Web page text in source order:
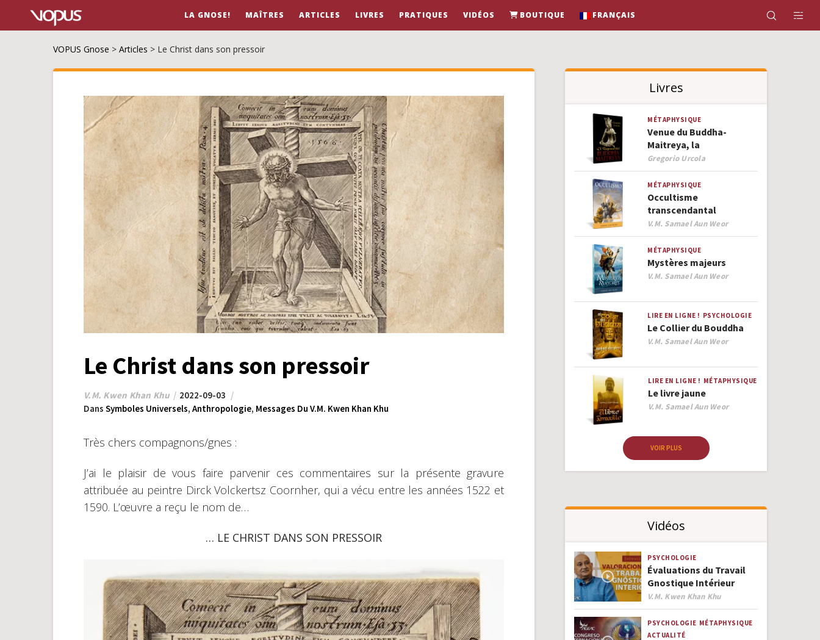
LA GNOSE! MAÎTRES ARTICLES LIVRES PRATIQUES VIDÉOS BOUTIQUE FRANÇAIS
VOPUS Gnose > Articles > Le Christ dans son pressoir
Le Christ dans son pressoir
V.M. Kwen Khan Khu
2022-09-03
Dans Symboles Universels, Anthropologie, Messages Du V.M. Kwen Khan Khu
Très chers compagnons/gnes :
J’ai le plaisir de vous faire parvenir ces commentaires sur la présente gravure
attribuée au peintre Dirck Volckertsz Coornher, qui a vécu entre les années 1522 et
1590. L’œuvre a reçu le nom de…
… LE CHRIST DANS SON PRESSOIR
Livres
MÉTAPHYSIQUE
Venue du Buddha-
Maitreya, la
Author
Gregorio Urcola
MÉTAPHYSIQUE
Occultisme
transcendantal
Author
V.M. Samael Aun Weor
MÉTAPHYSIQUE
Mystères majeurs
Author
V.M. Samael Aun Weor
LIRE EN LIGNE ! PSYCHOLOGIE
Le Collier du Bouddha
Author
V.M. Samael Aun Weor
LIRE EN LIGNE ! MÉTAPHYSIQUE
Le livre jaune
Author
V.M. Samael Aun Weor
VOIR PLUS
Vidéos
PSYCHOLOGIE
Évaluations du Travail
Gnostique Intérieur
Author
V.M. Kwen Khan Khu
PSYCHOLOGIE MÉTAPHYSIQUE
ACTUALITÉ